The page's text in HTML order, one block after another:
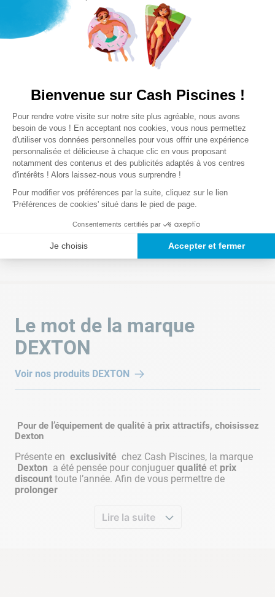
Avis clients
Chargement de la synthèse…
Veuillez vous connecter pour écrire un avis.
Le plus récent
Le mot de la marque
DEXTON
Voir nos produits DEXTON
Pour de l’équipement de qualité à prix attractifs, choisissez
Dexton
Présente en exclusivité chez Cash Piscines, la marque
Dexton a été pensée pour conjuguer qualité et prix
discount toute l’année. Afin de vous permettre de
prolonger
Lire la suite
Bienvenue sur Cash Piscines !
Plateforme de Gestion du
Pour rendre votre visite sur notre site plus agréable, nous avons
besoin de vous ! En acceptant nos cookies, vous nous permettez
d'utiliser vos données personnelles pour vous offrir une expérience
personnalisée et délicieuse à chaque clic en vous proposant
notamment des contenus et des publicités adaptés à vos centres
d'intérêts ! Alors laissez-nous vous surprendre !
Pour modifier vos préférences par la suite, cliquez sur le lien
'Préférences de cookies' situé dans le pied de page.
Consentements certifiés par
Je choisis Accepter et fermer
Axeptio consent